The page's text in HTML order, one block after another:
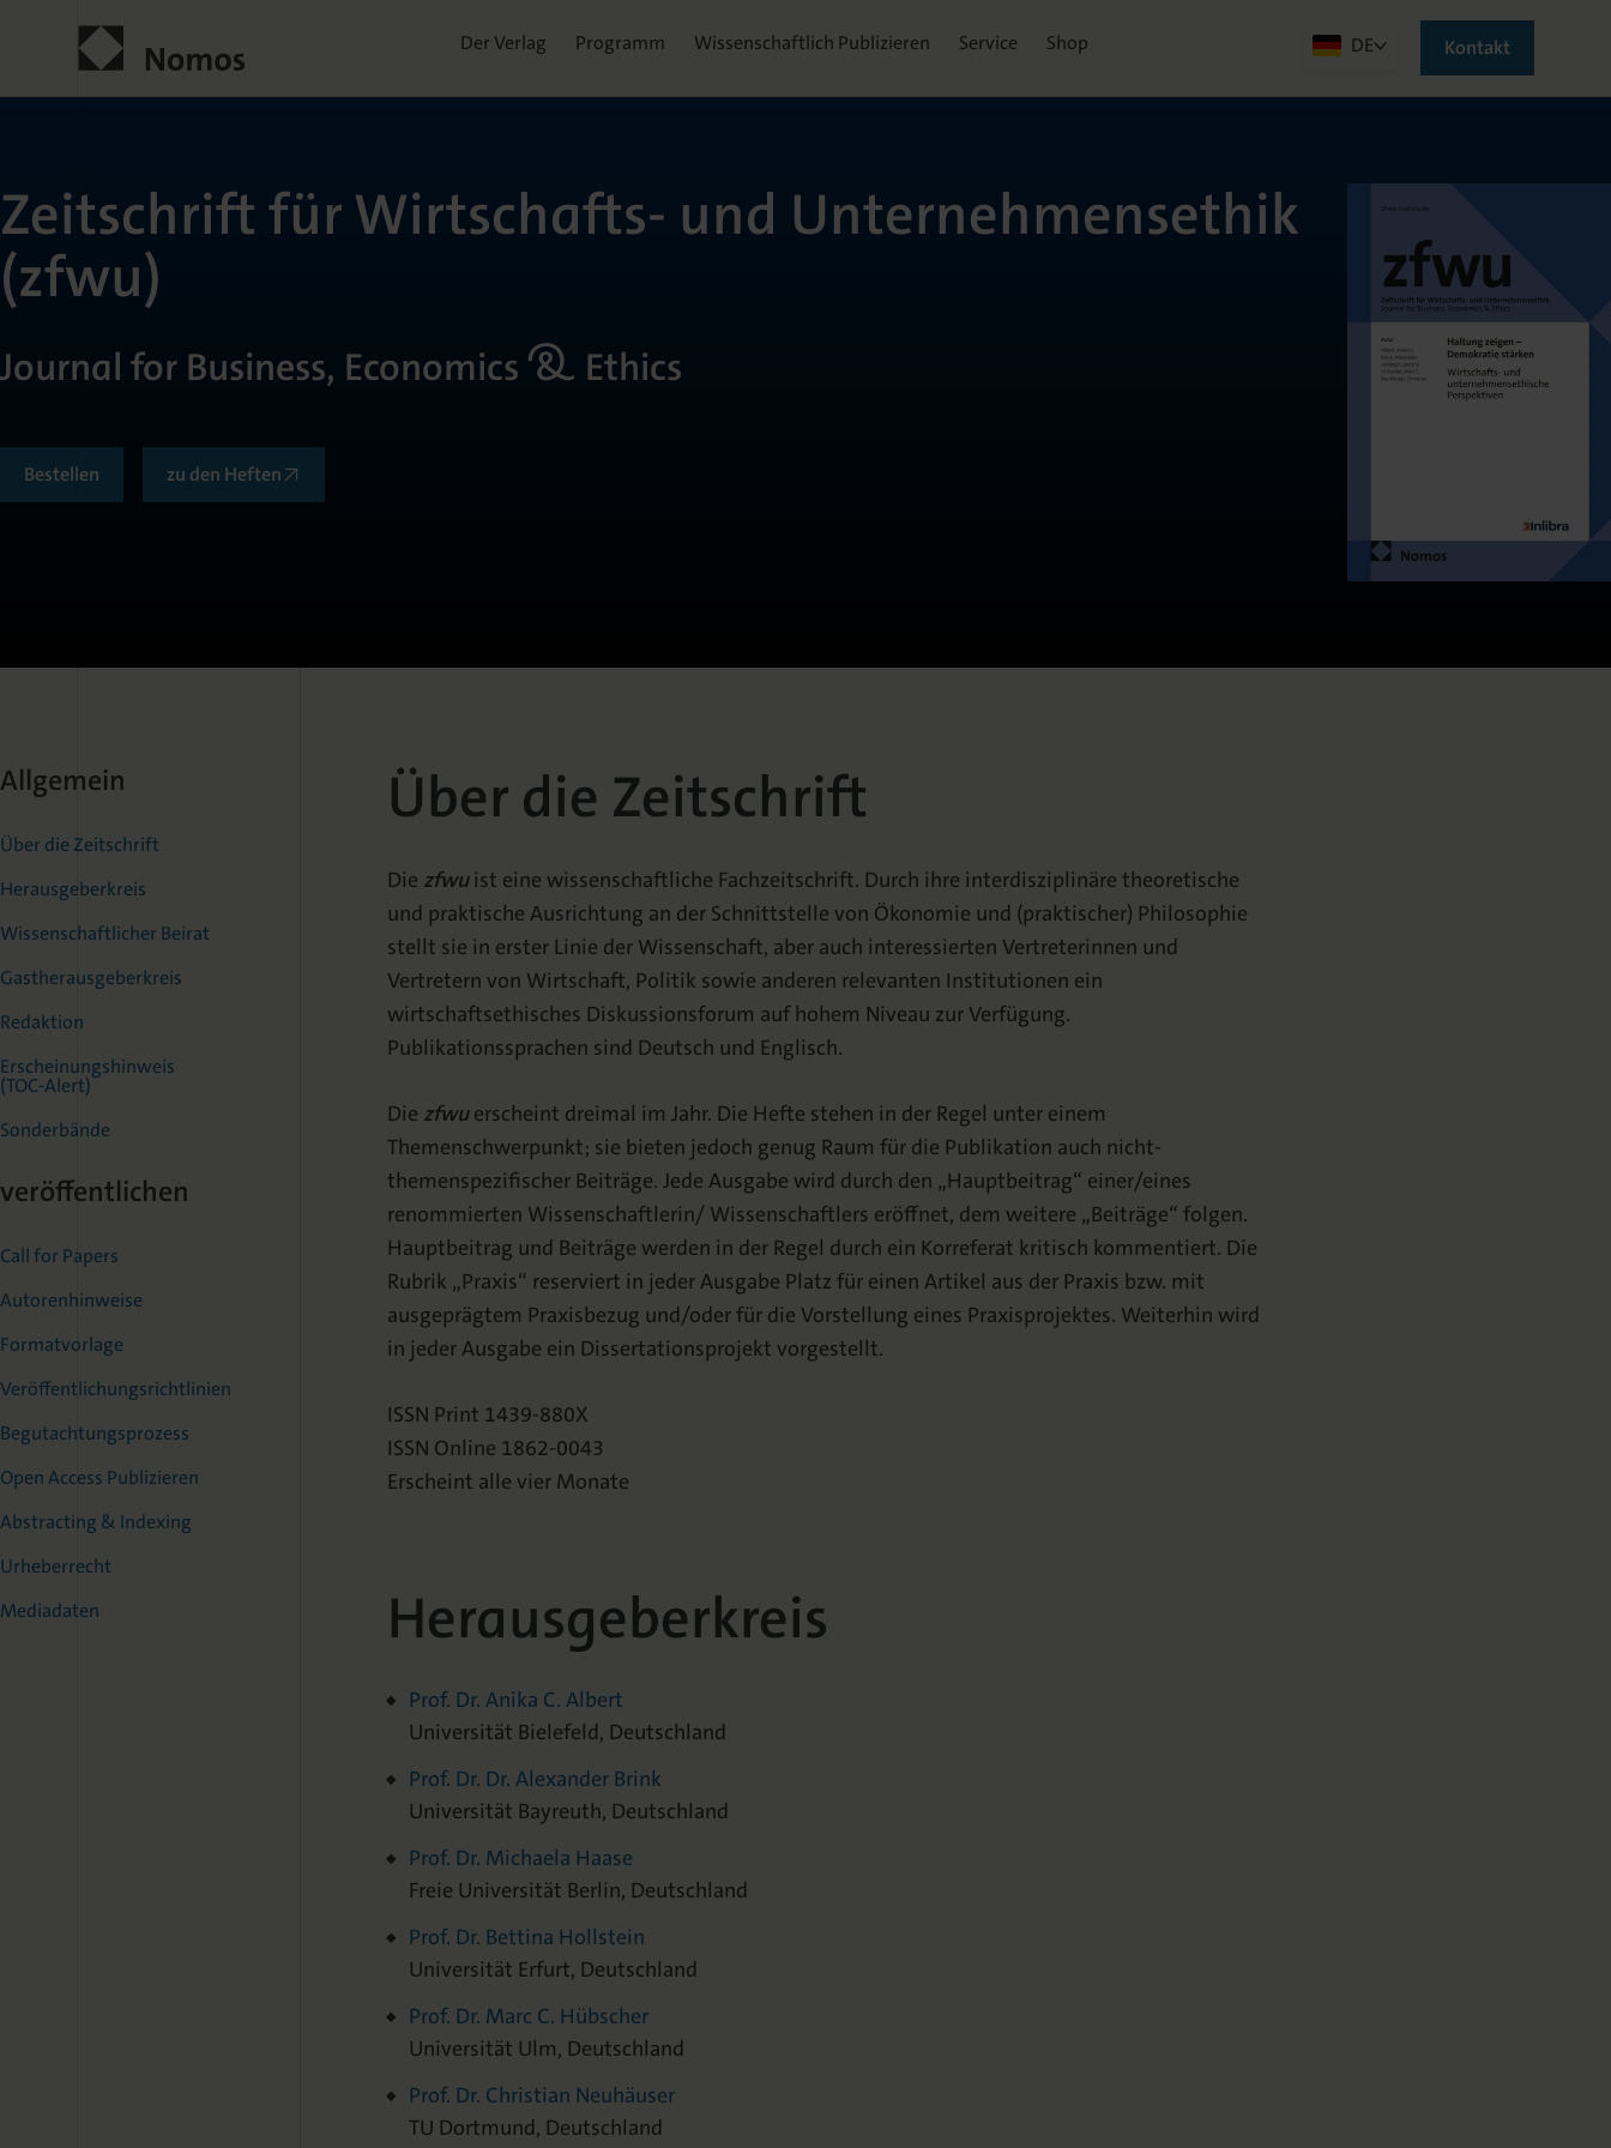
Der Verlag Programm Wissenschaftlich Publizieren Service Shop DE Kontakt
Zeitschrift für Wirtschafts- und Unternehmensethik
(zfwu)
Journal for Business, Economics & Ethics
Bestellen zu den Heften
Allgemein
Über die Zeitschrift
Herausgeberkreis
Wissenschaftlicher Beirat
Gastherausgeberkreis
Redaktion
Erscheinungshinweis
(TOC-Alert)
Sonderbände
veröffentlichen
Call for Papers
Autorenhinweise
Formatvorlage
Veröffentlichungsrichtlinien
Begutachtungsprozess
Open Access Publizieren
Abstracting & Indexing
Urheberrecht
Mediadaten
Über die Zeitschrift
Die zfwuist eine wissenschaftliche Fachzeitschrift. Durch ihre interdisziplinäre theoretische
und praktische Ausrichtung an der Schnittstelle von Ökonomie und (praktischer) Philosophie
stellt sie in erster Linie der Wissenschaft, aber auch interessierten Vertreterinnen und
Vertretern von Wirtschaft, Politik sowie anderen relevanten Institutionen ein
wirtschaftsethisches Diskussionsforum auf hohem Niveau zur Verfügung.
Publikationssprachen sind Deutsch und Englisch.
Die zfwuerscheint dreimal im Jahr. Die Hefte stehen in der Regel unter einem
Themenschwerpunkt; sie bieten jedoch genug Raum für die Publikation auch nicht-
themenspezifischer Beiträge. Jede Ausgabe wird durch den „Hauptbeitrag“ einer/eines
renommierten Wissenschaftlerin/ Wissenschaftlers eröffnet, dem weitere „Beiträge“ folgen.
Hauptbeitrag und Beiträge werden in der Regel durch ein Korreferat kritisch kommentiert. Die
Rubrik „Praxis“ reserviert in jeder Ausgabe Platz für einen Artikel aus der Praxis bzw. mit
ausgeprägtem Praxisbezug und/oder für die Vorstellung eines Praxisprojektes. Weiterhin wird
in jeder Ausgabe ein Dissertationsprojekt vorgestellt.
ISSN Print 1439-880X
ISSN Online 1862-0043
Erscheint alle vier Monate
Herausgeberkreis
Prof. Dr. Anika C. Albert
Universität Bielefeld, Deutschland
Prof. Dr. Dr. Alexander Brink
Universität Bayreuth, Deutschland
Prof. Dr. Michaela Haase
Freie Universität Berlin, Deutschland
Prof. Dr. Bettina Hollstein
Universität Erfurt, Deutschland
Prof. Dr. Marc C. Hübscher
Universität Ulm, Deutschland
Prof. Dr. Christian Neuhäuser
TU Dortmund, Deutschland